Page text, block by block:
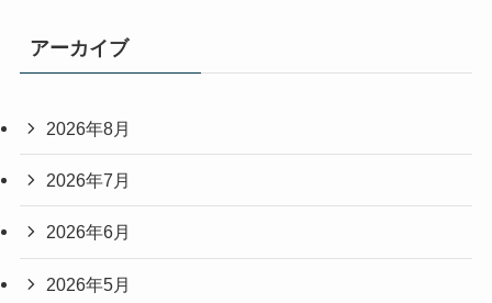
アーカイブ
2026年8月
2026年7月
2026年6月
2026年5月